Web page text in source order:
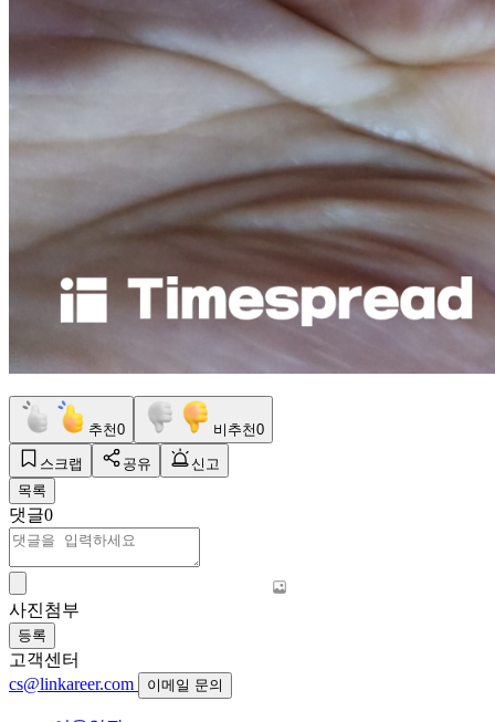
추천0 비추천0
스크랩 공유
신고
목록
댓글0
사진첨부
등록
고객센터
cs@linkareer.com
이메일 문의